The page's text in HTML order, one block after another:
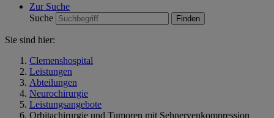
Zur Suche
Suche
Sie sind hier:
Clemenshospital
Leistungen
Abteilungen
Neurochirurgie
Leistungsangebote
Orbitachirurgie und Tumoren mit Sehnervenkompression